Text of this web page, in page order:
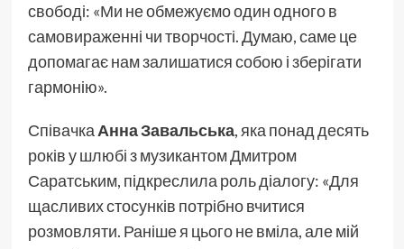
свободі: «Ми не обмежуємо один одного в
самовираженні чи творчості. Думаю, саме це
допомагає нам залишатися собою і зберігати
гармонію».
Співачка Анна Завальська, яка понад десять
років у шлюбі з музикантом Дмитром
Саратським, підкреслила роль діалогу: «Для
щасливих стосунків потрібно вчитися
розмовляти. Раніше я цього не вміла, але мій